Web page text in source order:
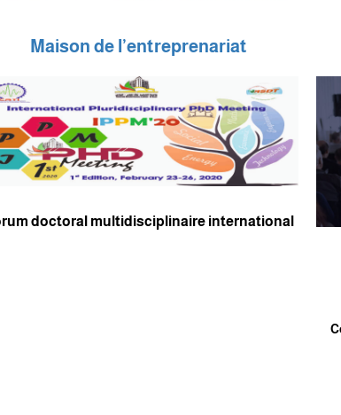
Maison de l’entreprenariat
doctoral multidisciplinaire international